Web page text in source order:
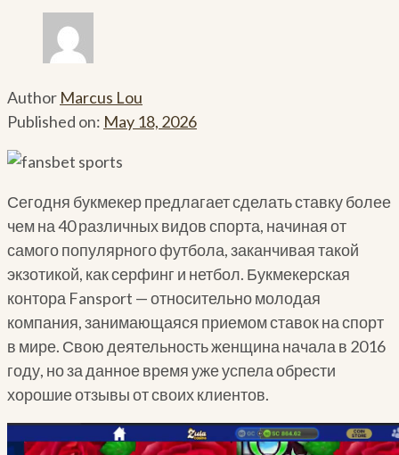
Author Marcus Lou
Published on: May 18, 2026
Сегодня букмекер предлагает сделать ставку более
чем на 40 различных видов спорта, начиная от
самого популярного футбола, заканчивая такой
экзотикой, как серфинг и нетбол. Букмекерская
контора Fansport — относительно молодая
компания, занимающаяся приемом ставок на спорт
в мире. Свою деятельность женщина начала в 2016
году, но за данное время уже успела обрести
хорошие отзывы от своих клиентов.